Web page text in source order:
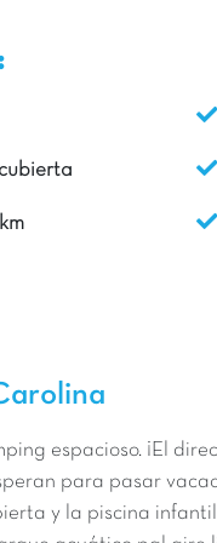
espacioso. ¡El
para pasar
y la piscina